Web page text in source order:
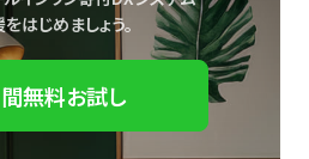
はじめましょう。
無料お試し